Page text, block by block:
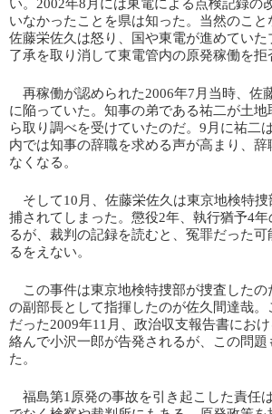
い。2002年8月には東電による点検記録の
いなかったことを県は知った。当然のこと
佐藤栄佐久は怒り、国や東電が進めてい
了承を取り消して東電管内の原発稼働を拒
再稼働が認められた2006年7月当時、佐
に陥っていた。知事の弟である祐二が土
ら取り調べを受けていたのだ。9月に祐二
内では知事の辞職を求める声が高まり、辞
なくなる。
そして10月、佐藤栄佐久は東京地検特捜
捕されてしまった。懲役2年、執行猶予4
るが、裁判の記録を読むと、冤罪だった
るをえない。
この事件は東京地検特捜部が捜査したの
の副部長として指揮したのが佐久間達哉
だった2009年11月、政治収支報告書にお
絡んで小沢一郎が告発されるが、この問題
た。
福島第1原発の事故を引き起こした責任